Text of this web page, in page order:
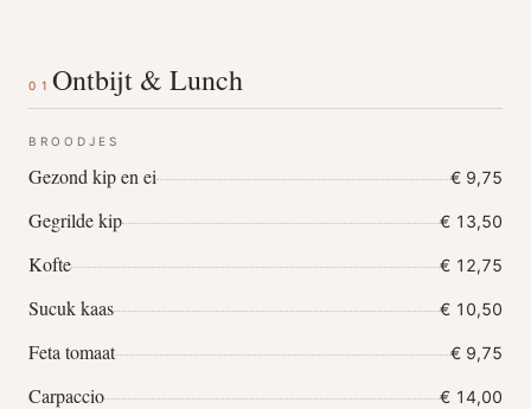
01 Ontbijt & Lunch
BROODJES
Gezond kip en ei € 9,75
Gegrilde kip € 13,50
Kofte € 12,75
Sucuk kaas € 10,50
Feta tomaat € 9,75
Carpaccio € 14,00